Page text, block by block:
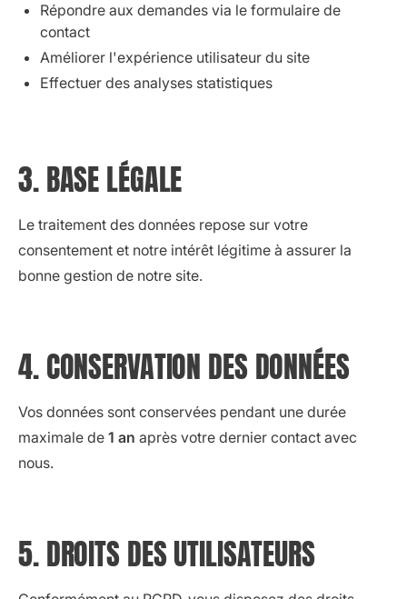
Répondre aux demandes via le formulaire de
contact
Améliorer l'expérience utilisateur du site
Effectuer des analyses statistiques
3. BASE LÉGALE
Le traitement des données repose sur votre
consentement et notre intérêt légitime à assurer la
bonne gestion de notre site.
4. CONSERVATION DES DONNÉES
Vos données sont conservées pendant une durée
maximale de 1 an après votre dernier contact avec
nous.
5. DROITS DES UTILISATEURS